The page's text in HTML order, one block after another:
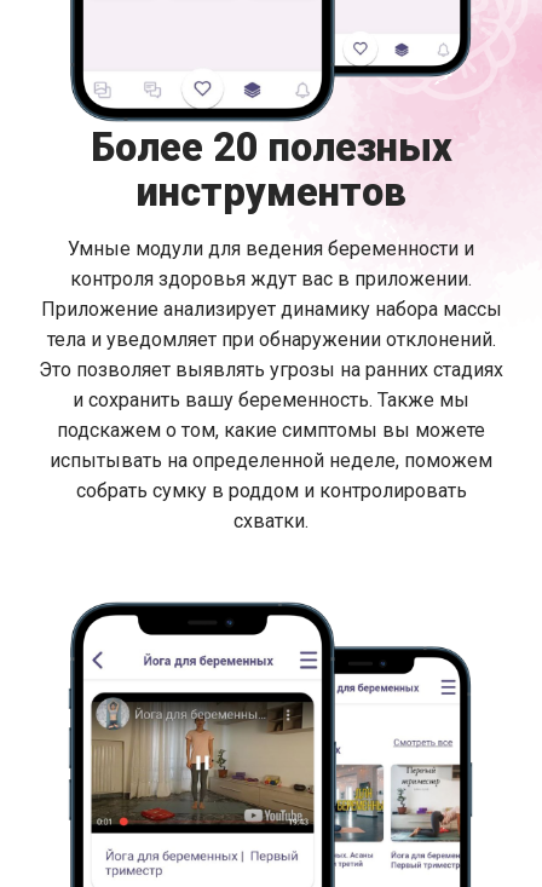
Более 20 полезных
инструментов
Умные модули для ведения беременности и
контроля здоровья ждут вас в приложении.
Приложение анализирует динамику набора массы
тела и уведомляет при обнаружении отклонений.
Это позволяет выявлять угрозы на ранних стадиях
и сохранить вашу беременность. Также мы
подскажем о том, какие симптомы вы можете
испытывать на определенной неделе, поможем
собрать сумку в роддом и контролировать
схватки.